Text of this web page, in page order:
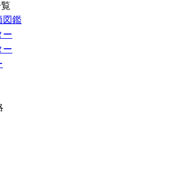
図鑑
ー
ー